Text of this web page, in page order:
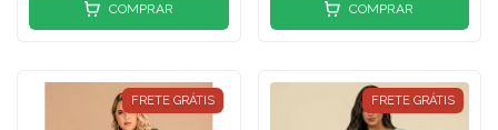
COMPRAR COMPRAR
FRETE GRÁTIS FRETE GRÁTIS